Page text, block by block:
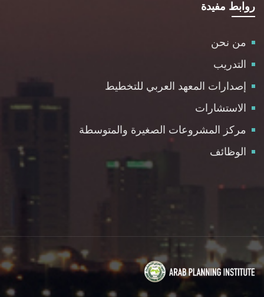
روابط مفيدة
من نحن
التدريب
إصدارات المعهد العربي للتخطيط
الاستشارات
مركز المشروعات الصغيرة والمتوسطة
الوظائف